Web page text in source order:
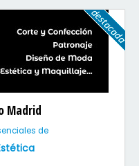
Madrid
de